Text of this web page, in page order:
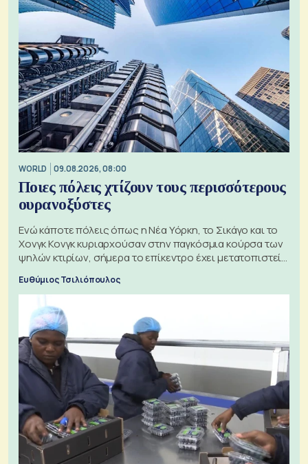
WORLD 09.08.2026, 08:00
Ποιες πόλεις χτίζουν τους περισσότερους
ουρανοξύστες
Ενώ κάποτε πόλεις όπως η Νέα Υόρκη, το Σικάγο και το
Χονγκ Κονγκ κυριαρχούσαν στην παγκόσμια κούρσα των
ψηλών κτιρίων, σήμερα το επίκεντρο έχει μετατοπιστεί
Ευθύμιος Τσιλιόπουλος